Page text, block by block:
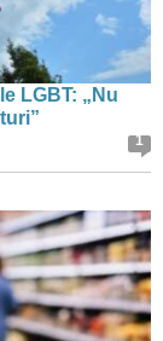
LGBT: „Nu
1